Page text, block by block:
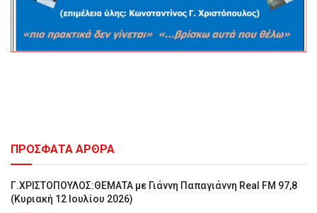
ΠΡΟΣΦΑΤΑ ΑΡΘΡΑ
Γ.ΧΡΙΣΤΟΠΟΥΛΟΣ:ΘΕΜΑΤΑ με Γιάννη Παπαγιάννη Real FM 97,8
(Κυριακή 12 Ιουλίου 2026)